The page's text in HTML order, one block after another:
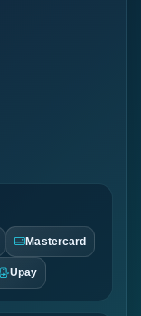
Mastercard
Upay